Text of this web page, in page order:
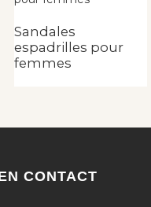
Sandales
espadrilles pour
femmes
CONTACT